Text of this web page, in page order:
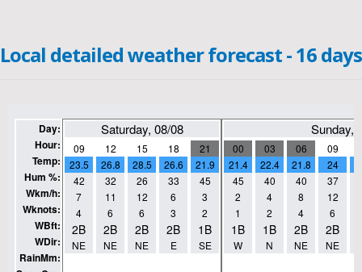
Local detailed weather forecast - 16 days